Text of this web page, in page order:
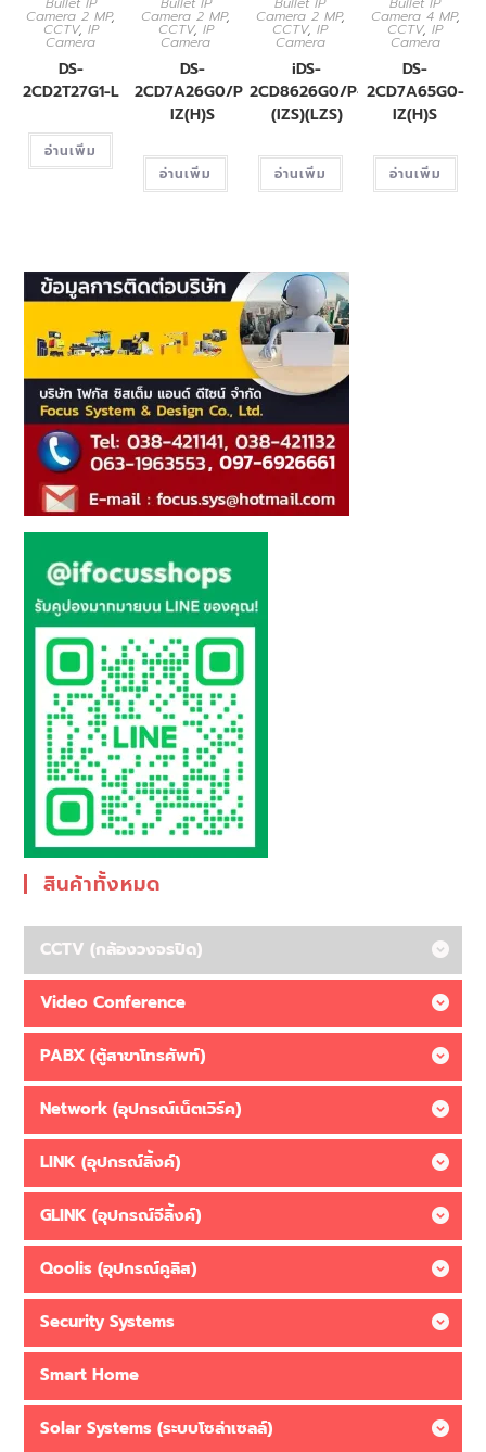
Camera 2 MP,
CCTV, IP
Camera
DS-
2CD2T27G1-L
อ่านเพิ่ม
Camera 2 MP,
CCTV, IP
Camera
DS-
2CD7A26G0/P-
IZ(H)S
อ่านเพิ่ม
Camera 2 MP,
CCTV,IP
Camera
iDS-
2CD8626G0/P-
(IZS)(LZS)
อ่านเพิ่ม
Camera 4 MP,
CCTV,IP
Camera
DS-
2CD7A65G0-
IZ(H)S
อ่านเพิ่ม
สินค้าทั้งหมด
CCTV (กล้องวงจรปิด)
Video Conference
PABX (ตู้สาขาโทรศัพท์)
Network (อุปกรณ์เน็ตเวิร์ค)
LINK (อุปกรณ์ลิ้งค์)
GLINK (อุปกรณ์จีลิ้งค์)
Qoolis (อุปกรณ์คูลิส)
Security Systems
Smart Home
Solar Systems (ระบบโซล่าเซลล์)